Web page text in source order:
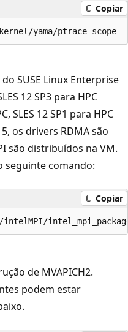
Copiar
SUSE Linux Enterprise
12 SP3 para HPC
SLES 12 SP1 para HPC
os drivers RDMA são
são distribuídos na VM.
seguinte comando:
Copiar
de MVAPICH2.
podem estar